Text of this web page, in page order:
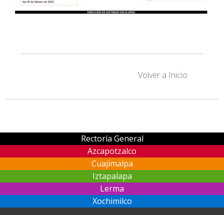
Volver a Inicio
Rectoría General
Azcapotzalco
Cuajimalpa
Iztapalapa
Lerma
Xochimilco